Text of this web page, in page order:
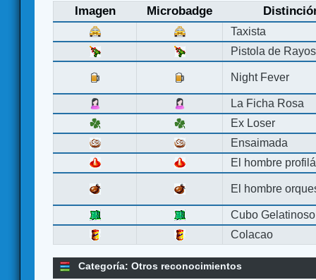
Imagen Microbadge
Taxista
Pistola de Rayos
Night Fever
La Ficha Rosa
Ex Loser
Ensaimada
El hombre
El hombre
Cubo Gelatinoso
Colacao
Categoría: Otros reconocimientos